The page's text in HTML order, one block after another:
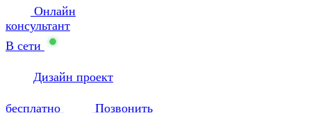
Онлайн
консультант
В сети
Дизайн проект
бесплатно
Позвонить